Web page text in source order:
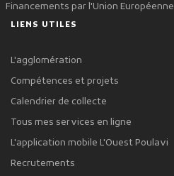
Financements par l'Union Européenne
LIENS UTILES
L'agglomération
Compétences et projets
Calendrier de collecte
Tous mes services en ligne
L'application mobile L'Ouest Poulavi
Recrutements